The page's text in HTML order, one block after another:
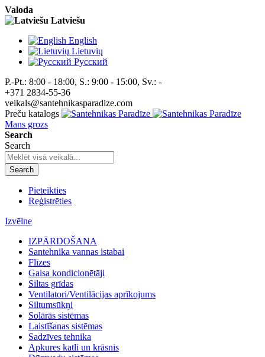
Valoda
Latviešu
English
Lietuvių
Pусский
P.-Pt.: 8:00 - 18:00, S.: 9:00 - 15:00, Sv.: -
+371 2834-55-36
veikals@santehnikasparadize.com
Preču katalogs
Mans grozs
Search
Search
Search
Pieteikties
Reģistrēties
Izvēlne
IZPĀRDOŠANA
Santehnika vannas istabai
Flīzes
Gaisa kondicionētāji
Siltas grīdas
Ventilatori/Ventilācijas aprīkojums
Siltumsūkņi
Solārās sistēmas
Laistīšanas sistēmas
Sadzīves tehnika
Apkures katli un krāsnis